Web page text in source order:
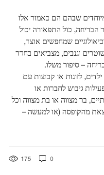
שבהם הם כאמור אלו
כול התפאורה יכול
שמחפשים אוצר,
וגנבים, מצביאים בחדר
– סיפור משלו.
לזוגות או קבוצות עם
גיבוש לחברות או
בר מצווה או בת מצווה וכל
מהקופסה (או למעשה –
175 0